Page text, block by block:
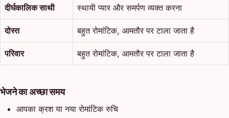
दीर्घकालिक साथी स्थायी प्यार और समर्पण व्यक्त करना
दोस्त बहुत रोमांटिक, आमतौर पर टाला जाता है
परिवार बहुत रोमांटिक, आमतौर पर टाला जाता है
भेजने का अच्छा समय
आपका क्रश या नया रोमांटिक रुचि